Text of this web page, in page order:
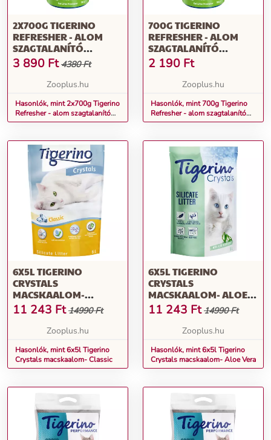
2X700G TIGERINO
REFRESHER - ALOM
SZAGTALANÍTÓ
MACSKÁKNAK- FRISS
ILLAT
3 890 Ft 4380 Ft
Zooplus.hu
Hasonlók, mint 2x700g Tigerino
Refresher - alom szagtalanító
macskáknak- Friss illat
700G TIGERINO
REFRESHER - ALOM
SZAGTALANÍTÓ
MACSKÁKNAK- FRISS
ILLAT
2 190 Ft
Zooplus.hu
Hasonlók, mint 700g Tigerino
Refresher - alom szagtalanító
macskáknak- Friss illat
6X5L TIGERINO
CRYSTALS
MACSKAALOM-
CLASSIC
11 243 Ft 14990 Ft
Zooplus.hu
Hasonlók, mint 6x5l Tigerino
Crystals macskaalom- Classic
6X5L TIGERINO
CRYSTALS
MACSKAALOM- ALOE
VERA
11 243 Ft 14990 Ft
Zooplus.hu
Hasonlók, mint 6x5l Tigerino
Crystals macskaalom- Aloe Vera